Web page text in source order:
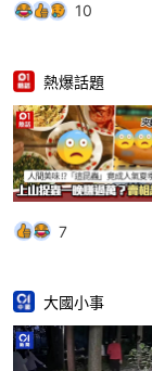
10
熱爆話題
7
大國小事